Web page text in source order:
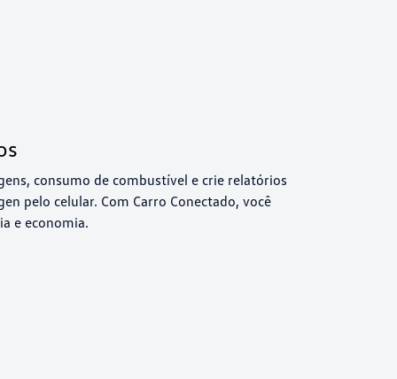
consumo de combustível e crie relatórios
pelo celular. Com Carro Conectado, você
e economia.